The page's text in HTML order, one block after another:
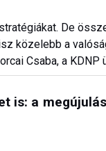
De
közelebb a
Csaba, a KDNP
is: a